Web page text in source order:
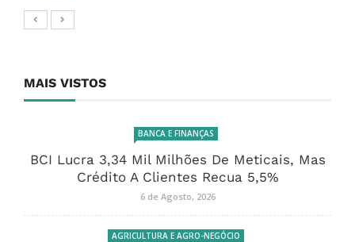
MAIS VISTOS
BANCA E FINANÇAS
BCI Lucra 3,34 Mil Milhões De Meticais, Mas
Crédito A Clientes Recua 5,5%
6 de Agosto, 2026
AGRICULTURA E AGRO-NEGÓCIO